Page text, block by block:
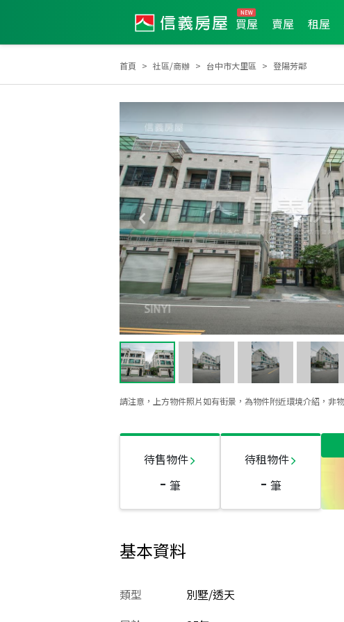
買屋 賣屋 租屋
首頁 社區/商辦 台中市大里區 登陽芳鄰
請注意，上方物件照片如有街景，為物件附近環境介紹，非
待售物件
- 筆
待租物件
- 筆
基本資料
類型
別墅/透天